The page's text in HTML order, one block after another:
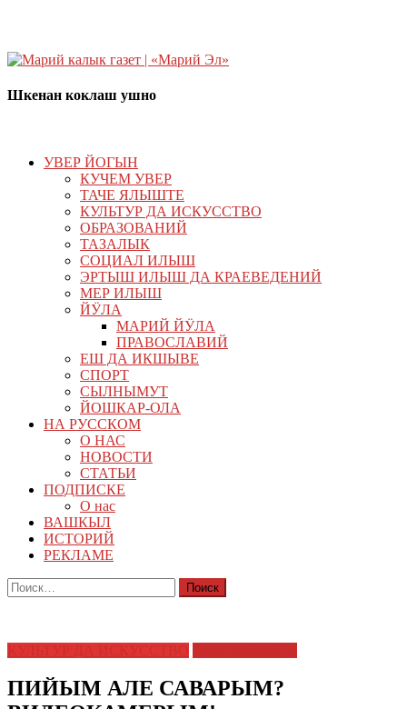
Шкенан коклаш ушно
УВЕР ЙОГЫН
КУЧЕМ УВЕР
ТАЧЕ ЯЛЫШТЕ
КУЛЬТУР ДА ИСКУССТВО
ОБРАЗОВАНИЙ
ТАЗАЛЫК
СОЦИАЛ ИЛЫШ
ЭРТЫШ ИЛЫШ ДА КРАЕВЕДЕНИЙ
МЕР ИЛЫШ
ЙӰЛА
МАРИЙ ЙӰЛА
ПРАВОСЛАВИЙ
ЕШ ДА ИКШЫВЕ
СПОРТ
СЫЛНЫМУТ
ЙОШКАР-ОЛА
НА РУССКОМ
О НАС
НОВОСТИ
СТАТЬИ
ПОДПИСКЕ
О нас
ВАШКЫЛ
ИСТОРИЙ
РЕКЛАМЕ
Найти:
ПИЙЫМ АЛЕ САВАРЫМ?